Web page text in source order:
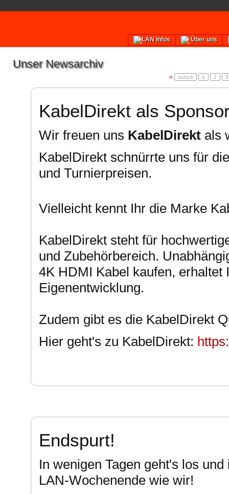
LAN Infos Über uns
Unser Newsarchiv
« zurück 1 2 3
KabelDirekt als
Wir freuen uns KabelDirekt als
KabelDirekt schnürrte uns für
und Turnierpreisen.
Vielleicht kennt Ihr die Marke
KabelDirekt steht für
und Zubehörbereich.
4K HDMI Kabel kaufen,
Eigenentwicklung.
Zudem gibt es die KabelDirekt
Hier geht's zu KabelDirekt:
Endspurt!
In wenigen Tagen geht's los
LAN-Wochenende wie wir!